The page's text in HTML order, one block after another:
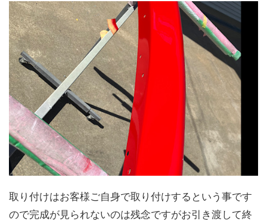
取り付けはお客様ご自身で取り付けするという事です
ので完成が見られないのは残念ですがお引き渡して終